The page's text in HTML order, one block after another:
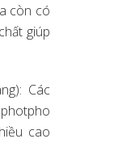
còn có
giúp
Các
cao